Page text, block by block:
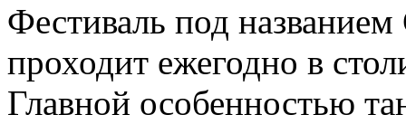
Фестиваль под
проходит ежегодно в
Главной особенностью